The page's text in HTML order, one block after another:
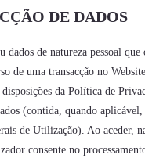
DE DADOS
dados de natureza pessoal
de uma transacção no
disposições da Política de
(contida, quando
de Utilização). Ao aceder,
consente no